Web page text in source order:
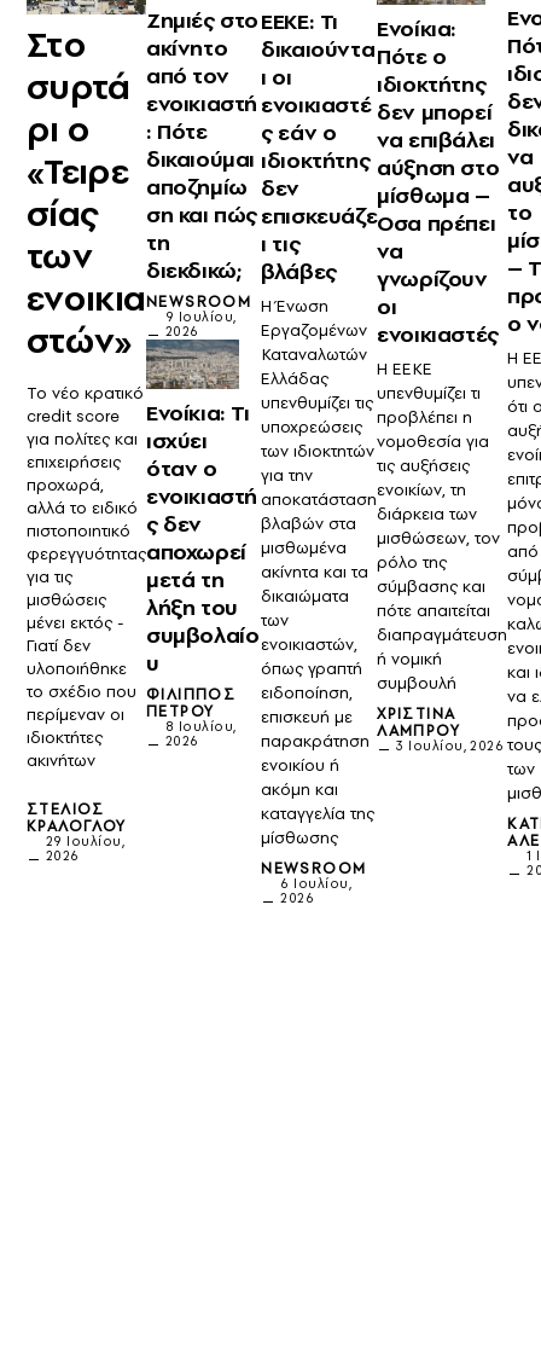
Στο
συρτά
ρι ο
«Τειρε
σίας
των
ενοικια
στών»
Το νέο κρατικό
credit score
για πολίτες και
επιχειρήσεις
προχωρά,
αλλά το ειδικό
πιστοποιητικό
φερεγγυότητας
για τις
μισθώσεις
μένει εκτός -
Γιατί δεν
υλοποιήθηκε
το σχέδιο που
περίμεναν οι
ιδιοκτήτες
ακινήτων
ΣΤΈΛΙΟΣ
ΚΡΆΛΟΓΛΟΥ
29 Ιουλίου,
2026
Ζημιές στο
ακίνητο
από τον
ενοικιαστή
: Πότε
δικαιούμαι
αποζημίω
ση και πώς
τη
διεκδικώ;
NEWSROOM
9 Ιουλίου,
2026
Ενοίκια: Τι
ισχύει
όταν ο
ενοικιαστή
ς δεν
αποχωρεί
μετά τη
λήξη του
συμβολαίο
υ
ΦΊΛΙΠΠΟΣ
ΠΈΤΡΟΥ
8 Ιουλίου,
2026
ΕΕΚΕ: Τι
δικαιούντα
ι οι
ενοικιαστέ
ς εάν ο
ιδιοκτήτης
δεν
επισκευάζε
ι τις
βλάβες
Η Ένωση
Εργαζομένων
Καταναλωτών
Ελλάδας
υπενθυμίζει τις
υποχρεώσεις
των ιδιοκτητών
για την
αποκατάσταση
βλαβών στα
μισθωμένα
ακίνητα και τα
δικαιώματα
των
ενοικιαστών,
όπως γραπτή
ειδοποίηση,
επισκευή με
παρακράτηση
ενοικίου ή
ακόμη και
καταγγελία της
μίσθωσης
NEWSROOM
6 Ιουλίου,
2026
Ενοίκια:
Πότε ο
ιδιοκτήτης
δεν μπορεί
να επιβάλει
αύξηση στο
μίσθωμα –
Οσα πρέπει
να
γνωρίζουν
οι
ενοικιαστές
Η ΕΕΚΕ
υπενθυμίζει τι
προβλέπει η
νομοθεσία για
τις αυξήσεις
ενοικίων, τη
διάρκεια των
μισθώσεων, τον
ρόλο της
σύμβασης και
πότε απαιτείται
διαπραγμάτευση
ή νομική
συμβουλή
ΧΡΙΣΤΊΝΑ
ΛΆΜΠΡΟΥ
3 Ιουλίου, 2026
να
το
–
ο
Η
ότι
από
και
να
των
1